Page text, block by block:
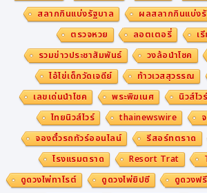
สลากกินแบ่งรัฐบาล
ผลสลากกินแบ่ง
ตรวจหวย
ลอตเตอรี่
เ
รวมข่าวประชาสัมพันธ์
วงล้อนำโชค
ไอ้ไข่เด็กวัดเจดีย์
ท้าวเวสสุวรรณ
เลขเด่นนำโชค
พระพิฆเนศ นิวส์ไวร์
ไทยนิวส์ไวร์
thainewswire
จองตั๋วรถทัวร์ออนไลน์
รีสอร์ทตราด
โรงแรมตราด
Resort Trat
ดูดวงไพ่ทาโรต์
ดูดวงไพ่ยิปซี ดูดวงฟรี